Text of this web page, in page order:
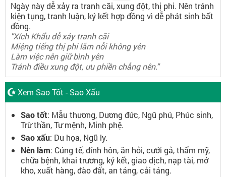
Ngày này dễ xảy ra tranh cãi, xung đột, thị phi. Nên tránh
kiện tụng, tranh luận, ký kết hợp đồng vì dễ phát sinh bất
đồng.
"Xích Khẩu dễ xảy tranh cãi
Miệng tiếng thị phi lắm nỗi không yên
Làm việc nên giữ bình yên
Tránh điều xung đột, ưu phiền chẳng nên."
Xem Sao Tốt - Sao Xấu
Sao tốt: Mẫu thương, Dương đức, Ngũ phú, Phúc sinh,
Trừ thần, Tư mệnh, Minh phệ.
Sao xấu: Du họa, Ngũ ly.
Nên làm: Cúng tế, đính hôn, ăn hỏi, cưới gả, thẩm mỹ,
chữa bệnh, khai trương, ký kết, giao dịch, nạp tài, mở
kho, xuất hàng, đào đất, an táng, cải táng.